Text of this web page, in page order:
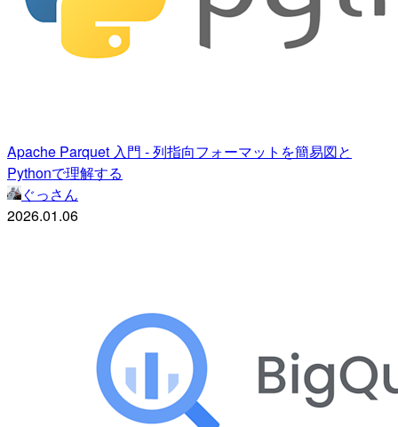
Apache Parquet 入門 - 列指向フォーマットを簡易図と
Pythonで理解する
ぐっさん
2026.01.06